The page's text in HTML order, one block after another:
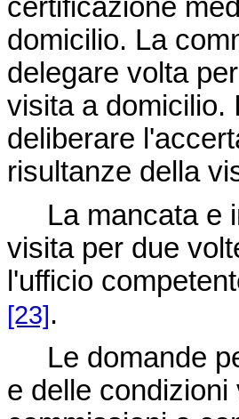
certificazione
domicilio. La
delegare volta
visita a domicilio.
deliberare
risultanze della
La mancata e
visita per due
l'ufficio
[23].
Le domande
e delle